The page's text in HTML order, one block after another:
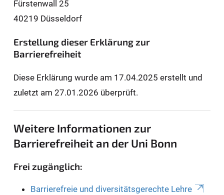
Fürstenwall 25
40219 Düsseldorf
Erstellung dieser Erklärung zur
Barrierefreiheit
Diese Erklärung wurde am 17.04.2025 erstellt und
zuletzt am 27.01.2026 überprüft.
Weitere Informationen zur
Barrierefreiheit an der Uni Bonn
Frei zugänglich:
Barrierefreie und diversitätsgerechte Lehre